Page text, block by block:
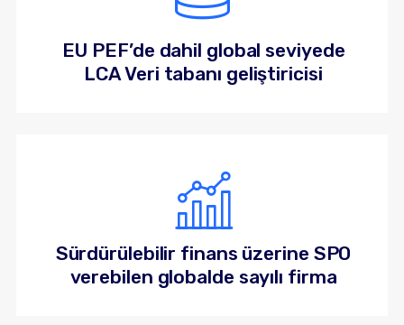
EU PEF’de dahil global seviyede
LCA Veri tabanı geliştiricisi
Sürdürülebilir finans üzerine SPO
verebilen globalde sayılı firma